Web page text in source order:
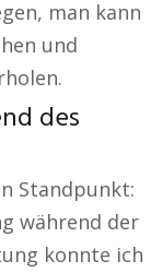
man kann
und
des
Standpunkt:
während der
konnte ich